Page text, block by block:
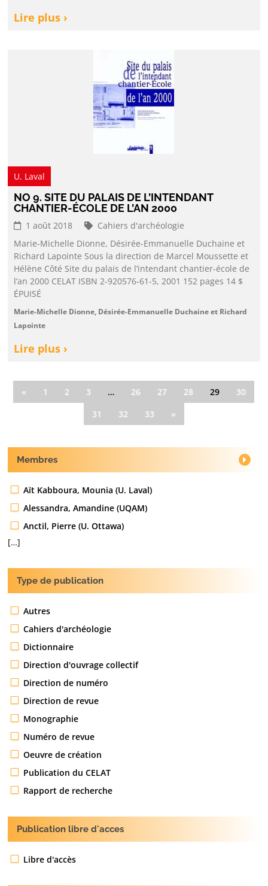
Lire plus ›
U. Laval
NO 9. SITE DU PALAIS DE L’INTENDANT
CHANTIER-ÉCOLE DE L’AN 2000
1 août 2018
Cahiers d'archéologie
Marie-Michelle Dionne, Désirée-Emmanuelle Duchaine et
Richard Lapointe Sous la direction de Marcel Moussette et
Hélène Côté Site du palais de l’intendant chantier-école de
l’an 2000 CELAT ISBN 2-920576-61-5, 2001 152 pages 14 $
ÉPUISÉ
Marie-Michelle Dionne, Désirée-Emmanuelle Duchaine et Richard
Lapointe
Lire plus ›
« 1 2 3 … 26 27 28 29
30
31
32 33 »
Membres
Aït Kabboura, Mounia (U. Laval)
Alessandra, Amandine (UQAM)
Anctil, Pierre (U. Ottawa)
[…]
Type de publication
Autres
Cahiers d'archéologie
Dictionnaire
Direction d'ouvrage collectif
Direction de numéro
Direction de revue
Monographie
Numéro de revue
Oeuvre de création
Publication du CELAT
Rapport de recherche
Publication libre d'acces
Libre d'accès